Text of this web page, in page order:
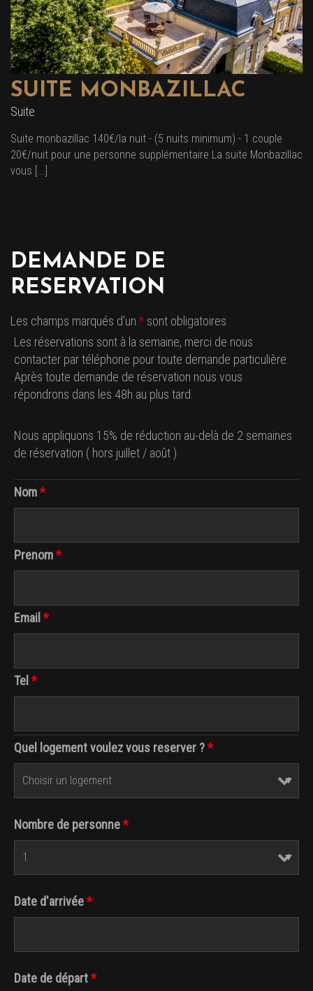
SUITE MONBAZILLAC
Suite
Suite monbazillac 140€/la nuit - (5 nuits minimum) - 1 couple
20€/nuit pour une personne supplémentaire La suite Monbazillac
vous [...]
DEMANDE DE
RESERVATION
Les champs marqués d’un * sont obligatoires
Les réservations sont à la semaine, merci de nous
contacter par téléphone pour toute demande particulière.
Après toute demande de réservation nous vous
répondrons dans les 48h au plus tard.
Nous appliquons 15% de réduction au-delà de 2 semaines
de réservation ( hors juillet / août )
Nom*
Prenom*
Email *
Tel *
Quel logement voulez vous reserver ?*
Nombre de personne*
Date d'arrivée*
Date de départ*